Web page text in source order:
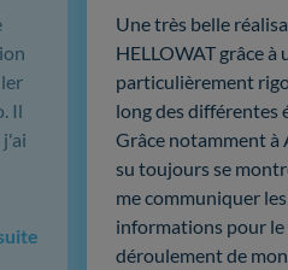
Une très belle
HELLOWAT grâce à
particulièrement
long des différentes
Grâce notamment à
su toujours se
me communiquer
informations pour le
déroulement de
Il